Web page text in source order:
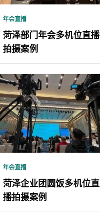
年会直播
菏泽部门年会多机位直播
拍摄案例
年会直播
菏泽企业团圆饭多机位直
播拍摄案例